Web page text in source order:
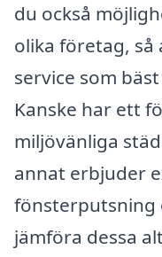
du också
olika företag,
service som
Kanske har ett
miljövänliga
annat erbjuder
fönsterputsning
jämföra dessa